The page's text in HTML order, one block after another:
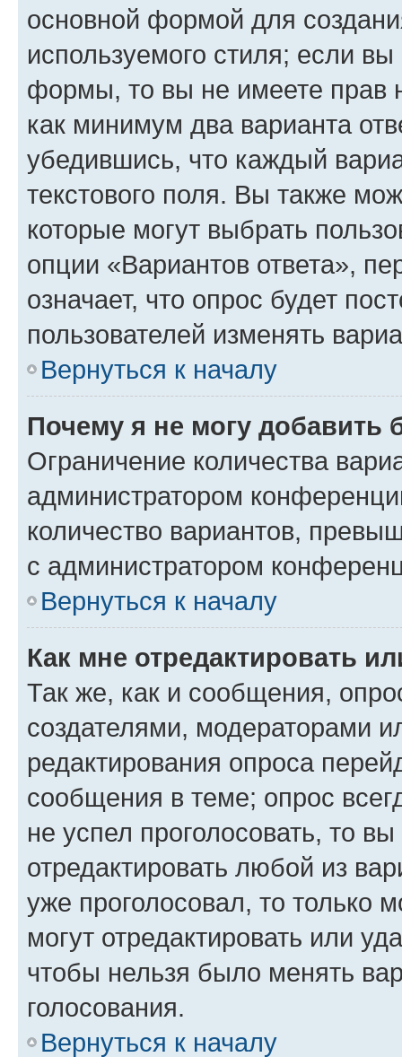
основной формой для
используемого стиля; если
формы, то вы не имеете прав
как минимум два варианта
убедившись, что каждый
текстового поля. Вы также
которые могут выбрать
опции «Вариантов ответа»,
означает, что опрос будет
пользователей изменять
Вернуться к началу
Почему я не могу добавить
Ограничение количества
администратором
количество вариантов,
с администратором
Вернуться к началу
Как мне отредактировать
Так же, как и сообщения,
создателями, модераторами
редактирования опроса
сообщения в теме; опрос
не успел проголосовать, то
отредактировать любой из
уже проголосовал, то только
могут отредактировать или
чтобы нельзя было менять
голосования.
Вернуться к началу